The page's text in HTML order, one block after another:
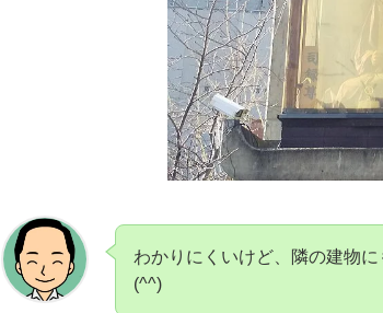
わかりにくいけど、隣の建物
(^^)